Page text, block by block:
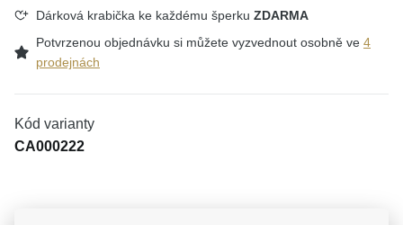
Dárková krabička ke každému šperku ZDARMA
Potvrzenou objednávku si můžete vyzvednout osobně ve 4
prodejnách
Kód varianty
CA000222